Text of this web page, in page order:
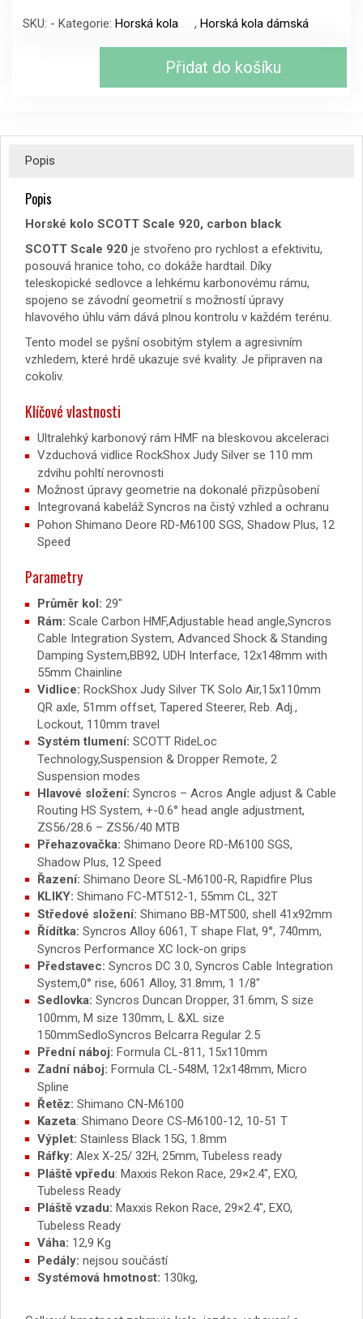
920,
SKU: - Kategorie: Horská kola , Horská kola dámská
Přidat do košíku
Popis
Popis
Horské kolo SCOTT Scale 920, carbon black
SCOTT Scale 920 je stvořeno pro rychlost a efektivitu,
posouvá hranice toho, co dokáže hardtail. Díky
teleskopické sedlovce a lehkému karbonovému rámu,
spojeno se závodní geometrií s možností úpravy
hlavového úhlu vám dává plnou kontrolu v každém terénu.
Tento model se pyšní osobitým stylem a agresivním
vzhledem, které hrdě ukazuje své kvality. Je připraven na
cokoliv.
Klíčové vlastnosti
Ultralehký karbonový rám HMF na bleskovou akceleraci
Vzduchová vidlice RockShox Judy Silver se 110 mm
zdvihu pohltí nerovnosti
Možnost úpravy geometrie na dokonalé přizpůsobení
Integrovaná kabeláž Syncros na čistý vzhled a ochranu
Pohon Shimano Deore RD-M6100 SGS, Shadow Plus, 12
Speed
Parametry
Průměr kol: 29″
Rám: Scale Carbon HMF,Adjustable head angle,Syncros
Cable Integration System, Advanced Shock & Standing
Damping System,BB92, UDH Interface, 12x148mm with
55mm Chainline
Vidlice: RockShox Judy Silver TK Solo Air,15x110mm
QR axle, 51mm offset, Tapered Steerer, Reb. Adj.,
Lockout, 110mm travel
Systém tlumení: SCOTT RideLoc
Technology,Suspension & Dropper Remote, 2
Suspension modes
Hlavové složení: Syncros – Acros Angle adjust & Cable
Routing HS System, +-0.6° head angle adjustment,
ZS56/28.6 – ZS56/40 MTB
Přehazovačka: Shimano Deore RD-M6100 SGS,
Shadow Plus, 12 Speed
Řazení: Shimano Deore SL-M6100-R, Rapidfire Plus
KLIKY: Shimano FC-MT512-1, 55mm CL, 32T
Středové složení: Shimano BB-MT500, shell 41x92mm
Řídítka: Syncros Alloy 6061, T shape Flat, 9°, 740mm,
Syncros Performance XC lock-on grips
Představec: Syncros DC 3.0, Syncros Cable Integration
System,0° rise, 6061 Alloy, 31.8mm, 1 1/8″
Sedlovka: Syncros Duncan Dropper, 31.6mm, S size
100mm, M size 130mm, L &XL size
150mmSedloSyncros Belcarra Regular 2.5
Přední náboj: Formula CL-811, 15x110mm
Zadní náboj: Formula CL-548M, 12x148mm, Micro
Spline
Řetěz: Shimano CN-M6100
Kazeta: Shimano Deore CS-M6100-12, 10-51 T
Výplet: Stainless Black 15G, 1.8mm
Ráfky: Alex X-25/ 32H, 25mm, Tubeless ready
Pláště vpředu: Maxxis Rekon Race, 29×2.4″, EXO,
Tubeless Ready
Pláště vzadu: Maxxis Rekon Race, 29×2.4″, EXO,
Tubeless Ready
Váha: 12,9 Kg
Pedály: nejsou součástí
Systémová hmotnost: 130kg,